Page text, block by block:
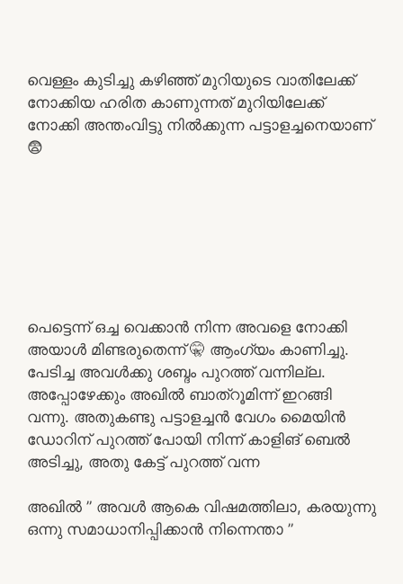
വെള്ളം കുടിച്ചു കഴിഞ്ഞ് മുറിയുടെ വാതിലേക്ക്
നോക്കിയ ഹരിത കാണുന്നത് മുറിയിലേക്ക്
നോക്കി അന്തംവിട്ടു നിൽക്കുന്ന പട്ടാളച്ചനെയാണ്
😨
പെട്ടെന്ന് ഒച്ച വെക്കാൻ നിന്ന അവളെ നോക്കി
അയാൾ മിണ്ടരുതെന്ന് 🤫 ആംഗ്യം കാണിച്ചു.
പേടിച്ച അവൾക്കു ശബ്ദം പുറത്ത് വന്നില്ല.
അപ്പോഴേക്കും അഖിൽ ബാത്‌റൂമിന്ന് ഇറങ്ങി
വന്നു. അതുകണ്ടു പട്ടാളച്ചൻ വേഗം മൈയിൻ
ഡോറിന് പുറത്ത് പോയി നിന്ന് കാളിങ് ബെൽ
അടിച്ചു, അതു കേട്ട് പുറത്ത് വന്ന
അഖിൽ ” അവൾ ആകെ വിഷമത്തിലാ, കരയുന്നു
ഒന്നു സമാധാനിപ്പിക്കാൻ നിന്നെന്താ ”